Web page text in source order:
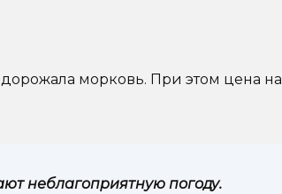
морковь. При этом цена на
неблагоприятную погоду.